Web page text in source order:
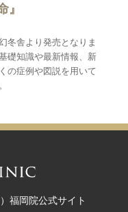
』
冬舎より発売となりま
礎知識や最新情報、新
の症例や図説を用いて
福岡院公式サイト